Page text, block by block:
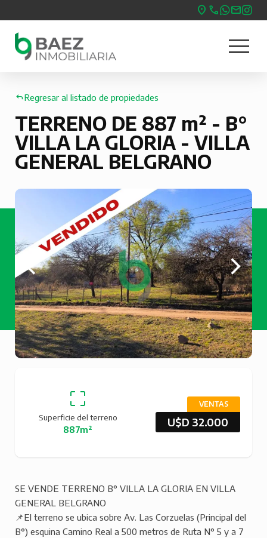
al
contenido
principal
menu
Regresar al listado de propiedades
TERRENO DE 887 m² - B°
VILLA LA GLORIA - VILLA
GENERAL BELGRANO
Superficie del terreno
887m²
VENTAS
U$D 32.000
SE VENDE TERRENO B° VILLA LA GLORIA EN VILLA
GENERAL BELGRANO
📌El terreno se ubica sobre Av. Las Corzuelas (Principal del
B°) esquina Camino Real a 500 metros de Ruta N° 5 y a 7